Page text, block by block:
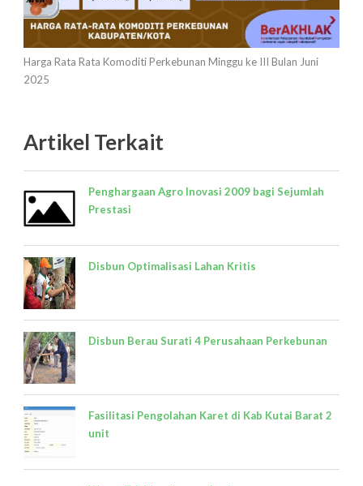
Harga Rata Rata Komoditi Perkebunan Minggu ke III Bulan Juni
2025
Artikel Terkait
Penghargaan Agro Inovasi 2009 bagi Sejumlah
Prestasi
Disbun Optimalisasi Lahan Kritis
Disbun Berau Surati 4 Perusahaan Perkebunan
Fasilitasi Pengolahan Karet di Kab Kutai Barat 2
unit